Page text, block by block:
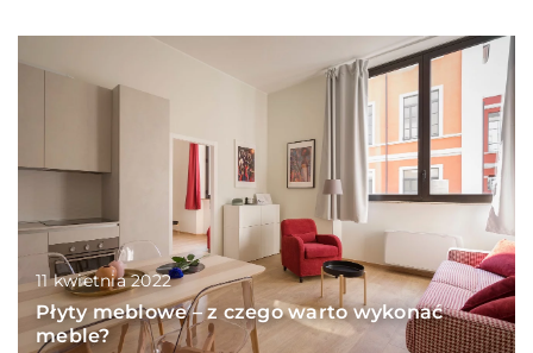
11 kwietnia 2022
Płyty meblowe – z czego warto wykonać
meble?